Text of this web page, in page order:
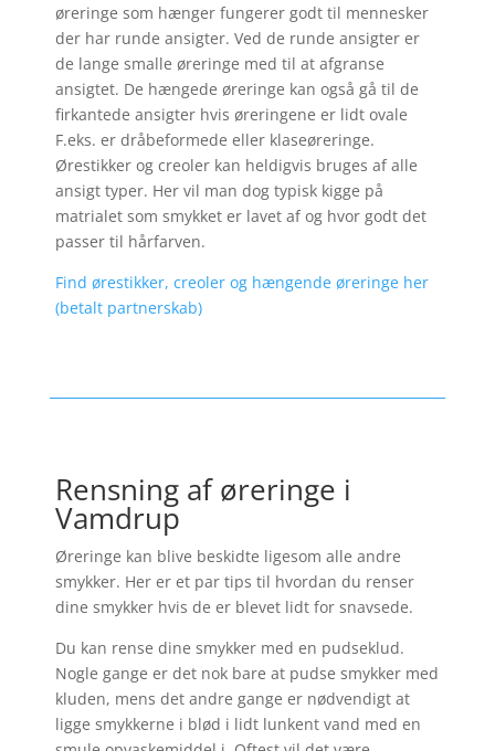
øreringe som hænger fungerer godt til mennesker
der har runde ansigter. Ved de runde ansigter er
de lange smalle øreringe med til at afgranse
ansigtet. De hængede øreringe kan også gå til de
firkantede ansigter hvis øreringene er lidt ovale
F.eks. er dråbeformede eller klaseøreringe.
Ørestikker og creoler kan heldigvis bruges af alle
ansigt typer. Her vil man dog typisk kigge på
matrialet som smykket er lavet af og hvor godt det
passer til hårfarven.
Find ørestikker, creoler og hængende øreringe her
(betalt partnerskab)
Rensning af øreringe i
Vamdrup
Øreringe kan blive beskidte ligesom alle andre
smykker. Her er et par tips til hvordan du renser
dine smykker hvis de er blevet lidt for snavsede.
Du kan rense dine smykker med en pudseklud.
Nogle gange er det nok bare at pudse smykker med
kluden, mens det andre gange er nødvendigt at
ligge smykkerne i blød i lidt lunkent vand med en